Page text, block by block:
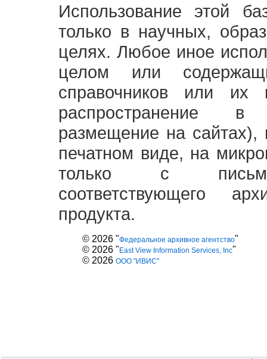
Использование этой
только в научных,
целях. Любое иное
целом или
справочников или их
распространение
размещение на
печатном виде, на
только с
соответствующего
продукта.
© 2026 "Федеральное архивное агентство"
© 2026 " East View Information Services, Inc"
© 2026 ООО "ИВИС"